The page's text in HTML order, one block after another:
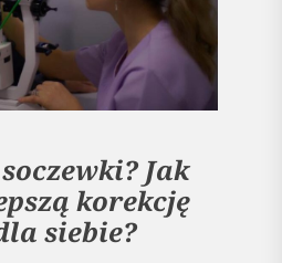
Jak
korekcję
siebie?